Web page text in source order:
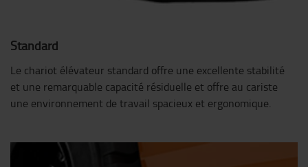
Standard
Le chariot élévateur standard offre une excellente stabilité
et une remarquable capacité résiduelle et offre au cariste
une environnement de travail spacieux et ergonomique.